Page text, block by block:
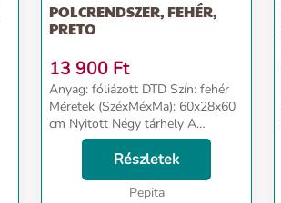
POLCRENDSZER, FEHÉR,
PRETO
13 900 Ft
Anyag: fóliázott DTD Szín: fehér
Méretek (SzéxMéxMa): 60x28x60
cm Nyitott Négy tárhely A
tárolódoboz nem a termék része
Ajánljuk falhoz rögzíteni A falhoz
rögzítéshez szükséges
rögzítőanyag a c...
Részletek
Pepita